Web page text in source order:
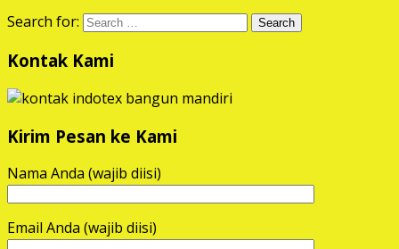
Search for:
Kontak Kami
Kirim Pesan ke Kami
Nama Anda (wajib diisi)
Email Anda (wajib diisi)